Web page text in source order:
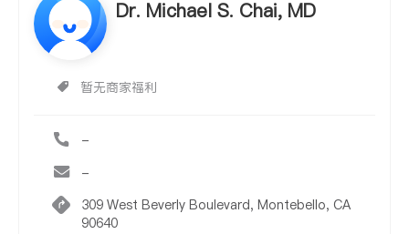
Dr. Michael S. Chai, MD
暂无商家福利
-
-
309 West Beverly Boulevard, Montebello, CA
90640